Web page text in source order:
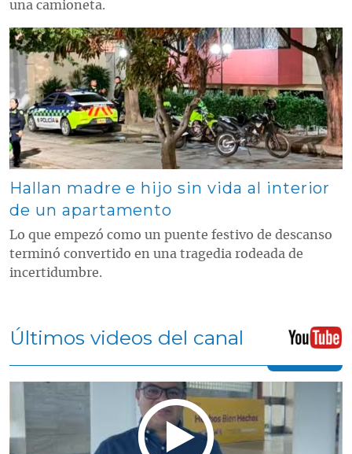
una camioneta.
Contenido multimedia principal
Hallan madre e hijo sin vida al interior
de un apartamento
Lo que empezó como un puente festivo de descanso
terminó convertido en una tragedia rodeada de
incertidumbre.
Últimos videos del canal